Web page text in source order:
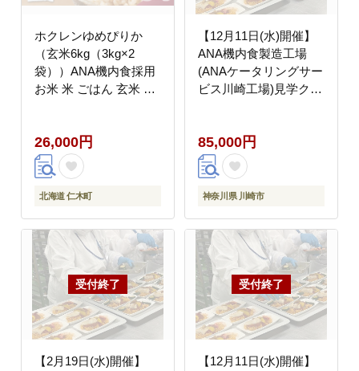
ホクレンゆめぴりか
（玄米6kg（3kg×2
袋））ANA機内食採用
お米 米 ごはん 玄米 国
26,000円
北海道 仁木町
【12月11日(水)開催】
ANA機内食製造工場
(ANAケータリングサー
ビス川崎工場)見学クー
85,000円
神奈川県 川崎市
【2月19日(水)開催】
【12月11日(水)開催】